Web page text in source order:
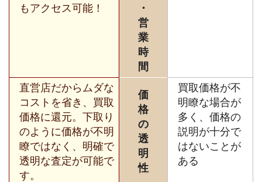
もアクセス可能！
・
営
業
時
間
直営店だからムダな
コストを省き、買取
価格に還元。下取り
のように価格が不明
瞭ではなく、明確で
透明な査定が可能で
す。
価
格
の
透
明
性
買取価格が不
明瞭な場合が
多く、価格の
説明が十分で
はないことが
ある